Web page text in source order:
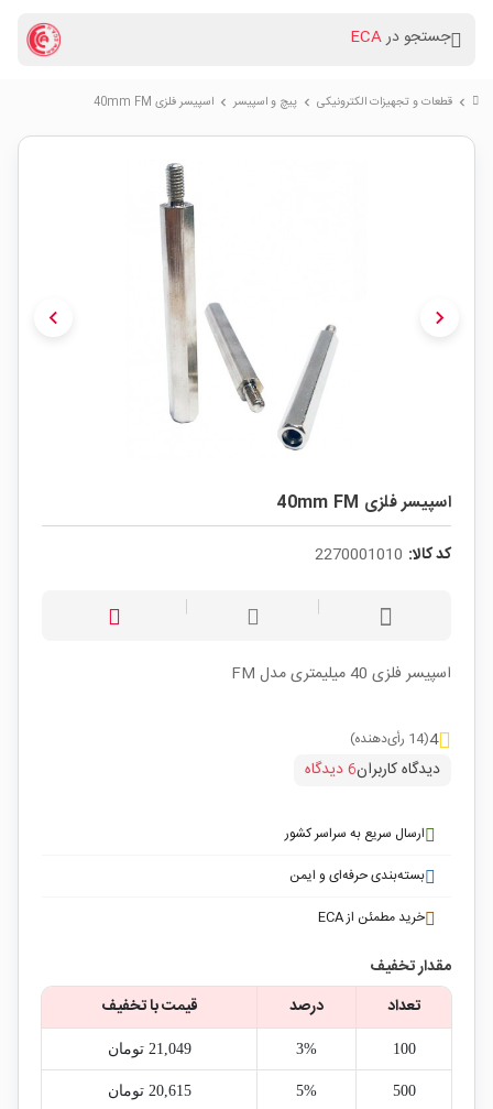
جستجو درECA
chevron_right قطعات و تجهیزات الکترونیکی chevron_right پیچ و اسپیسر chevron_right اسپیسر فلزی 40mm FM
chevron_left chevron_right
اسپیسر فلزی 40mm FM
کد کالا: 2270001010
اسپیسر فلزی 40 میلیمتری مدل FM
4(14 رأی‌دهنده)
دیدگاه کاربران6 دیدگاه
ارسال سریع به سراسر کشور
بسته‌بندی حرفه‌ای و ایمن
خرید مطمئن از ECA
مقدار تخفیف
تعداد
درصد قیمت با تخفیف
100
3% 21,049‎ تومان
500
5% 20,615‎ تومان